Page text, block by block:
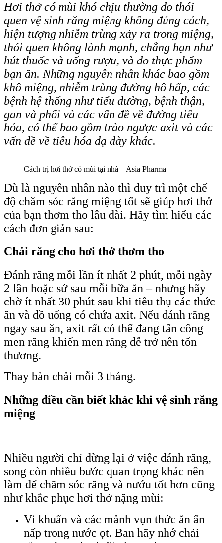
Hơi thở có mùi khó chịu thường do thói
quen vệ sinh răng miệng không đúng cách,
hiện tượng nhiễm trùng xảy ra trong miệng,
thói quen không lành mạnh, chẳng hạn như
hút thuốc và uống rượu, và do thực phẩm
bạn ăn. Những nguyên nhân khác bao gồm
khô miệng, nhiễm trùng đường hô hấp, các
bệnh hệ thống như tiểu đường, bệnh thận,
gan và phổi và các vấn đề về đường tiêu
hóa, có thể bao gồm trào ngược axit và các
vấn đề về tiêu hóa dạ dày khác.
Cách trị hơi thở có mùi tại nhà – Asia Pharma
Dù là nguyên nhân nào thì duy trì một chế
độ chăm sóc răng miệng tốt sẽ giúp hơi thở
của bạn thơm tho lâu dài. Hãy tìm hiểu các
cách đơn giản sau:
Chải răng cho hơi thở thơm tho
Đánh răng mỗi lần ít nhất 2 phút, mỗi ngày
2 lần hoặc sứ sau mỗi bữa ăn – nhưng hãy
chờ ít nhất 30 phút sau khi tiêu thụ các thức
ăn và đồ uống có chứa axit. Nếu đánh răng
ngay sau ăn, axit rất có thể đang tấn công
men răng khiến men răng dễ trở nên tổn
thương.
Thay bàn chải mỗi 3 tháng.
Những điều cần biết khác khi vệ sinh răng
miệng
Nhiều người chỉ dừng lại ở việc đánh răng,
song còn nhiều bước quan trọng khác nên
làm để chăm sóc răng và nướu tốt hơn cũng
như khắc phục hơi thở nặng mùi:
Vi khuẩn và các mảnh vụn thức ăn ẩn
nấp trong nước ọt. Ban hãy nhớ chải